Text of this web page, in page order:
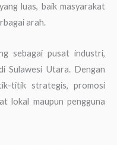
luas, baik masyarakat
arah.
sebagai pusat industri,
Sulawesi Utara. Dengan
titik strategis, promosi
lokal maupun pengguna